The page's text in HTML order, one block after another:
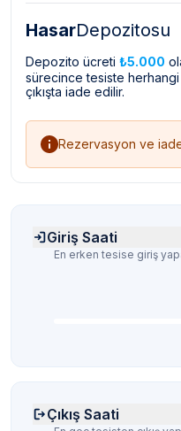
HasarDepozitosu
Depozito ücreti ₺5.000
sürecince tesiste herhangi
çıkışta iade edilir.
Rezervasyon ve
Giriş Saati
En erken tesise giriş
Çıkış Saati